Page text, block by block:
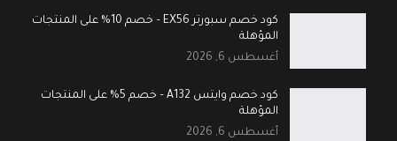
كود خصم سبورتر EX56 – خصم 10% على المنتجات
المؤهلة
أغسطس 6, 2026
كود خصم وايتس A132 – خصم 5% على المنتجات
المؤهلة
أغسطس 6, 2026